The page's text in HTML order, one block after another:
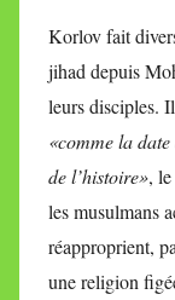
Korlov fait
jihad depuis
leurs disciples.
«comme la
de l’histoire»,
les musulmans
réapproprient,
une religion